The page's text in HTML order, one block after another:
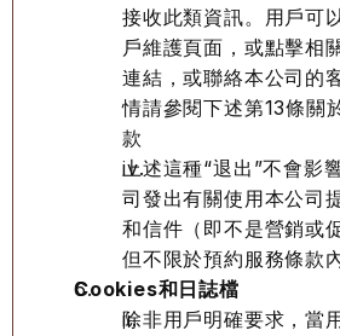
接收此類資訊。用戶可
戶維護頁面，或點擊相
連結，或聯絡本公司的
情請參閱下述第13條關
款
上述這種“退出”不會影
司發出有關使用本公司
和信件（即不是營銷或
但不限於預約服務條款
Cookies和日誌檔
除非用戶明確要求，當